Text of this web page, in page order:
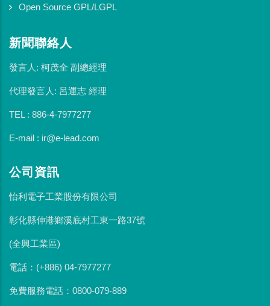
Open Source GPL/LGPL
新聞聯絡人
發言人: 柯茂全 副總經理
代理發言人: 呂運志 經理
TEL : 886-4-7977277
E-mail : ir@e-lead.com
公司資訊
怡利電子工業股份有限公司
彰化縣伸港鄉溪底村工東一路37號
(全興工業區)
電話：(+886) 04-7977277
免費服務電話：0800-079-889